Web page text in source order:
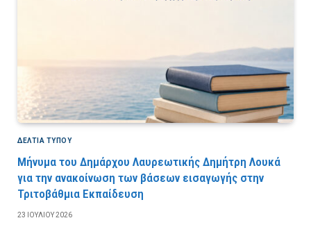
ΔΕΛΤΙΑ ΤΥΠΟΥ
Μήνυμα του Δημάρχου Λαυρεωτικής Δημήτρη Λουκά
για την ανακοίνωση των βάσεων εισαγωγής στην
Τριτοβάθμια Εκπαίδευση
23 ΙΟΥΛΊΟΥ 2026